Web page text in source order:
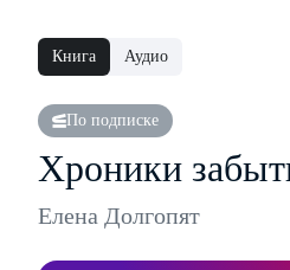
Книга Аудио
По подписке
Хроники
Елена Долгопят